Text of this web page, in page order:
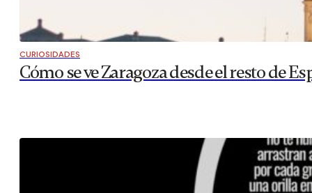
CURIOSIDADES
Cómo se ve Zaragoza desde el resto de